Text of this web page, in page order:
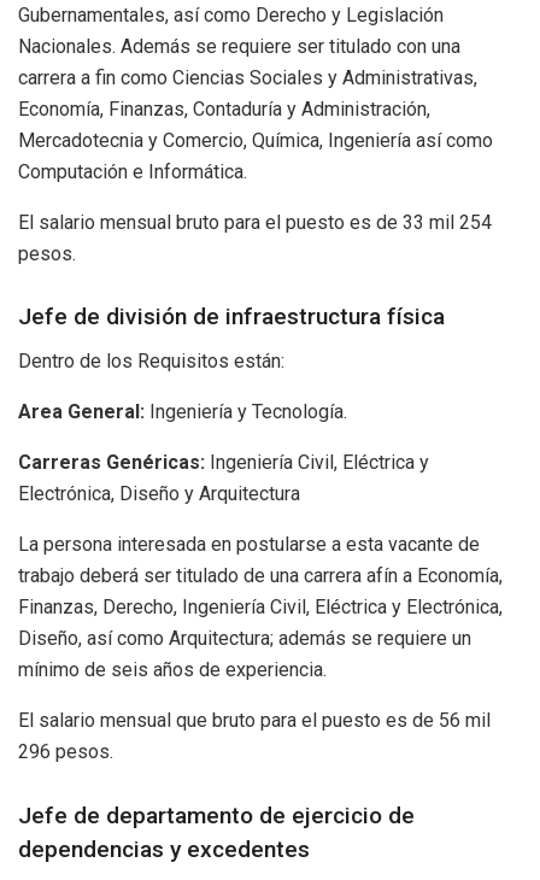
Gubernamentales, así como Derecho y Legislación
Nacionales. Además se requiere ser titulado con una
carrera a fin como Ciencias Sociales y Administrativas,
Economía, Finanzas, Contaduría y Administración,
Mercadotecnia y Comercio, Química, Ingeniería así como
Computación e Informática.
El salario mensual bruto para el puesto es de 33 mil 254
pesos.
Jefe de división de infraestructura física
Dentro de los Requisitos están:
Area General: Ingeniería y Tecnología.
Carreras Genéricas: Ingeniería Civil, Eléctrica y
Electrónica, Diseño y Arquitectura
La persona interesada en postularse a esta vacante de
trabajo deberá ser titulado de una carrera afín a Economía,
Finanzas, Derecho, Ingeniería Civil, Eléctrica y Electrónica,
Diseño, así como Arquitectura; además se requiere un
mínimo de seis años de experiencia.
El salario mensual que bruto para el puesto es de 56 mil
296 pesos.
Jefe de departamento de ejercicio de
dependencias y excedentes